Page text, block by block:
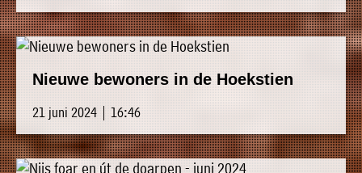
Nieuwe bewoners in de Hoekstien
21 juni 2024 | 16:46